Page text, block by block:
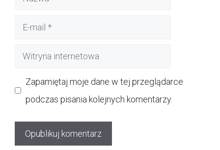
Witryna
Zapamiętaj moje dane w tej przeglądarce
podczas pisania kolejnych komentarzy.